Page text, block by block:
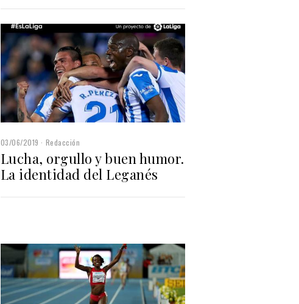
03/06/2019 Redacción
Lucha, orgullo y buen humor.
La identidad del Leganés